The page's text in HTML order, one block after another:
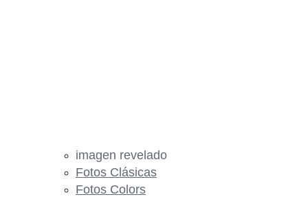
imagen revelado
Fotos Clásicas
Fotos Colors